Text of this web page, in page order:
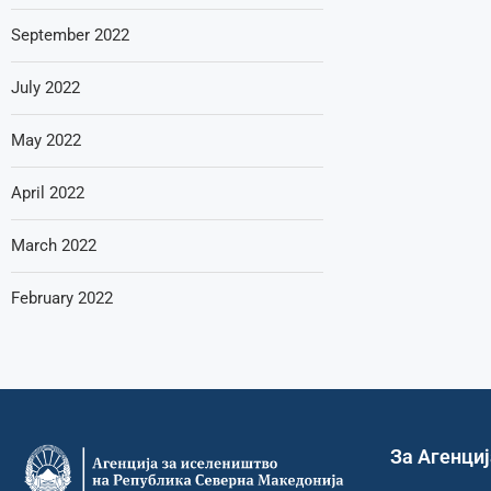
September 2022
July 2022
May 2022
April 2022
March 2022
February 2022
За